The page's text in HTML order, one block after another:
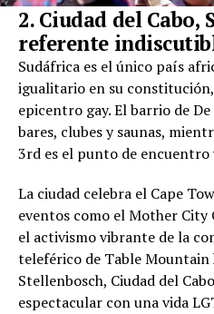
2. Ciudad del Cabo,
referente
Sudáfrica es el único país
igualitario en su constitución,
epicentro gay. El barrio de
bares, clubes y saunas,
3rd es el punto de encuentro
La ciudad celebra el Cape
eventos como el Mother
el activismo vibrante de la
teleférico de Table Mountain
Stellenbosch, Ciudad del
espectacular con una vida